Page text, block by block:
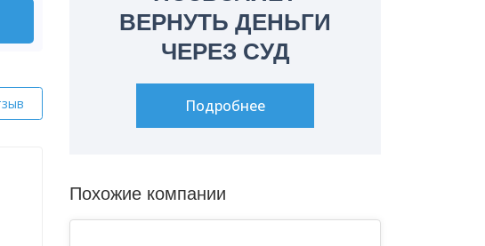
ВЕРНУТЬ ДЕНЬГИ
ЧЕРЕЗ СУД
Подробнее
Похожие компании